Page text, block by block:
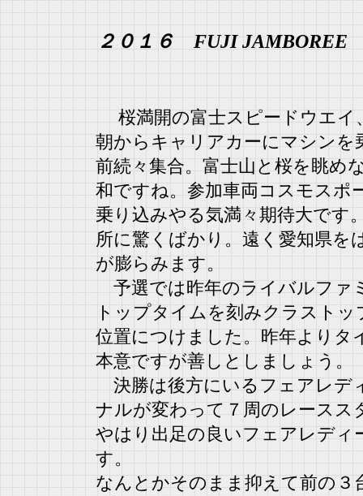
２０１６ FUJI JAMBOREE
桜満開の富士スピードウエイ
朝からキャリアカーにマシン
前続々集合。富士山と桜を眺め
和ですね。参加車両コスモスポ
乗り込みやる気満々期待大です
所に驚くばかり。遠く愛知県を
が膨らみます。
予選では昨年のライバルファ
トップタイムを刻みクラスト
位置につけました。昨年より
本意ですが善しとしましょう。
決勝は後方にいるフェアレデ
ナルが変わって７周のレースス
やはり出足の良いフェアレディ
す。
なんとかそのまま抑えて前の